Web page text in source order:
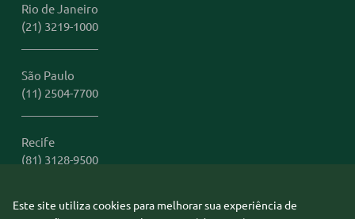
Rio de Janeiro
(21) 3219-1000
São Paulo
(11) 2504-7700
Recife
(81) 3128-9500
Miami
Este site utiliza cookies para melhorar sua experiência de